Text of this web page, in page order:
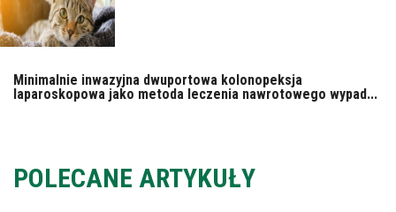
Minimalnie inwazyjna dwuportowa kolonopeksja
laparoskopowa jako metoda leczenia nawrotowego wypad...
POLECANE ARTYKUŁY